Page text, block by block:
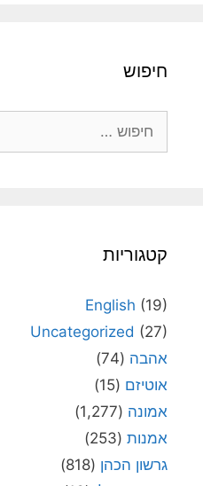
חיפוש
קטגוריות
English (19)
Uncategorized (27)
אהבה (74)
אוטיזם (15)
אמונה (1,277)
אמנות (253)
גרשון הכהן (818)